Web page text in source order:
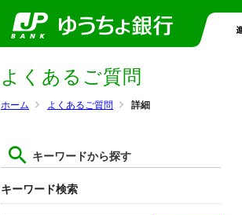
ホーム よくあるご質問 詳細
よくあるご質問
キーワードから探す
キーワード検索